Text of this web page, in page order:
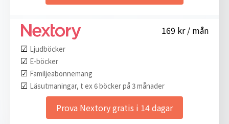
169 kr / mån
☑︎ Ljudböcker
☑︎ E-böcker
☑︎ Familjeabonnemang
☑︎ Läsutmaningar, t ex 6 böcker på 3 månader
Prova Nextory gratis i 14 dagar